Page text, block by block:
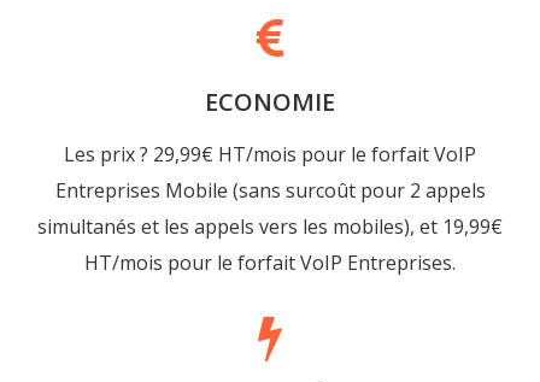
ECONOMIE
Les prix ? 29,99€ HT/mois pour le forfait VoIP
Entreprises Mobile (sans surcoût pour 2 appels
simultanés et les appels vers les mobiles), et 19,99€
HT/mois pour le forfait VoIP Entreprises.